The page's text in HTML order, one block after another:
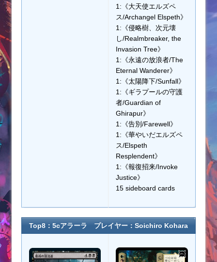
1:《大天使エルズペ
ス/Archangel Elspeth》
1:《侵略樹、次元壊
し/Realmbreaker, the
Invasion Tree》
1:《永遠の放浪者/The
Eternal Wanderer》
1:《太陽降下/Sunfall》
1:《ギラプールの守護
者/Guardian of
Ghirapur》
1:《告別/Farewell》
1:《華やいだエルズペ
ス/Elspeth
Resplendent》
1:《報復招来/Invoke
Justice》
15 sideboard cards
Top8：5cアラーラ プレイヤー：Soichiro Kohara